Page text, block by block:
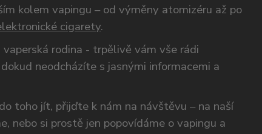
kolem vapingu – od výměny atomizéru až po
cigarety.
vaperská rodina - trpělivě vám vše rádi
neodcházíte s jasnými informacemi a
toho jít, přijďte k nám na návštěvu – na naší
nebo si prostě jen popovídáme o vapingu a